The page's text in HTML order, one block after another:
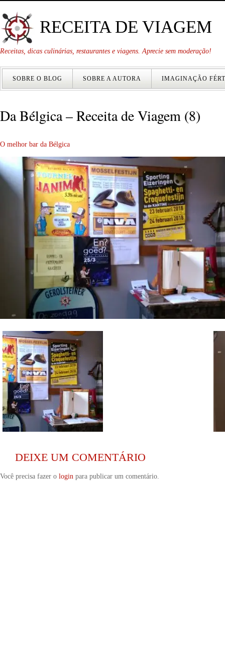
RECEITA DE VIAGEM
Receitas, dicas culinárias, restaurantes e viagens. Aprecie sem moderação!
SOBRE O BLOG SOBRE A AUTORA IMAGINAÇÃO
Da Bélgica – Receita de Viagem (8)
O melhor bar da Bélgica
DEIXE UM COMENTÁRIO
Você precisa fazer o login para publicar um comentário.